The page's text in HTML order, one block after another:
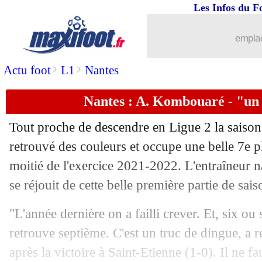
Actu foot> L1 > Nantes
Les Infos du
Nantes : A. Kombouaré -
Tout proche de descendre en Ligue 2 la
retrouvé des couleurs et occupe une belle 7e
moitié de l'exercice 2021-2022. L'entraîneur
se réjouit de cette belle première partie de
"L'année dernière on a failli crever. Et, six ou
retrouve septième. C'est un truc de dingue, a
après la victoire à Saint-Etienne (1-0). Il ne
FIFA: la France termine 2021 sur le
23/12 Chelsea: Thiago Silva va prolonger
23/12 Ang.: Liverpool-Leeds reporté
23/12 PSG: Rothen dégomme Icardi !
23/12 PHOTOS : David, la rose et l'émotion
23/12 Lille: Ikoné est à Florence
PSG : la L1, le cri du coeur d'Herrera